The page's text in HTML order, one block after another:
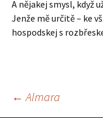
A nějakej smysl, když
Jenže mě určitě – ke
hospodskej s
Navigace
← Almara